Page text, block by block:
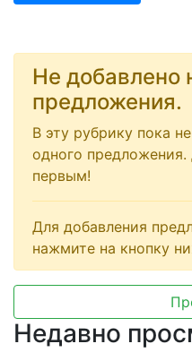
Не добавлено
предложения.
В эту рубрику пока
одного предложения.
первым!
Для добавления
нажмите на кнопку
Недавно